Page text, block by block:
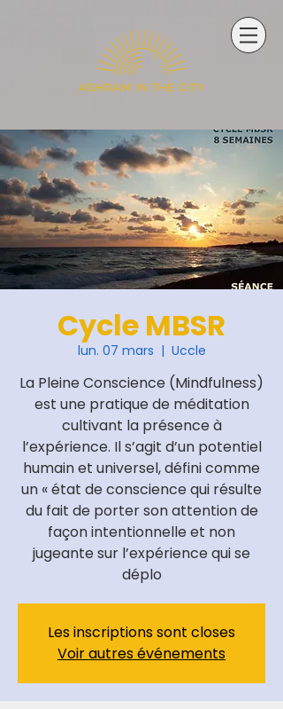
Cycle MBSR
lun. 07 mars
  |
Uccle
La Pleine Conscience (Mindfulness)
est une pratique de méditation
cultivant la présence à
l’expérience. Il s’agit d’un potentiel
humain et universel, défini comme
un « état de conscience qui résulte
du fait de porter son attention de
façon intentionnelle et non
jugeante sur l’expérience qui se
déplo
Les inscriptions sont closes
Voir autres événements